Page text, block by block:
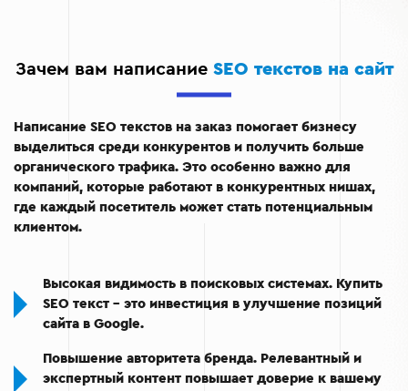
доверия и заинтересованности в вашем
Зачем вам написание SEO текстов на сайт
Написание SEO текстов на заказ помогает бизнесу
выделиться среди конкурентов и получить больше
органического трафика. Это особенно важно для
компаний, которые работают в конкурентных нишах,
где каждый посетитель может стать потенциальным
клиентом.
Высокая видимость в поисковых системах. Купить
SEO текст - это инвестиция в улучшение позиций
сайта в Google.
Повышение авторитета бренда. Релевантный и
экспертный контент повышает доверие к вашему